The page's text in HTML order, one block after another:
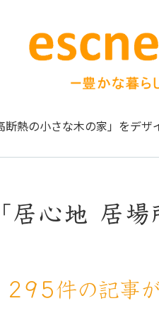
断熱の小さな木の家」をデザ
居心地 居場
295件の記事